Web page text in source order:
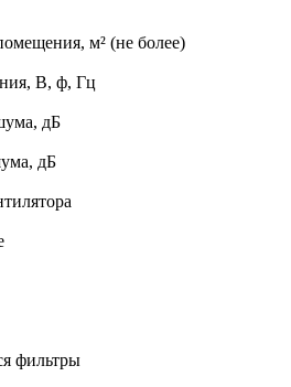
м² (не более)
В, ф, Гц
дБ
дБ
фильтры